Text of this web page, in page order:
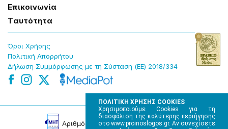
ΠΟΛΙΤΙΚΗ ΧΡΗΣΗΣ COOKIES
Χρησιμοποιούμε Cookies για τη
διασφάλιση της καλύτερης περιήγησης
στο www.proinoslogos.gr. Αν συνεχίσετε
Επɩκοɩνωνία
Tαυτότητα
Όροɩ Χρήσης
Πολɩτɩκή Απορρήτου
Δήλωση Συμμόρφωσης με τη Σύσταση (ΕΕ) 2018/334
Αρɩθμός Πɩστοποίησης Μ.Η.Τ. 220242